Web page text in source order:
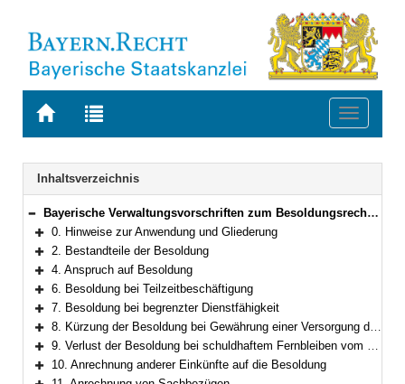
Zur
BAYERN.RECHT
Zur
letzten
Suche
Toggle
Navigation
Inhaltsverzeichnis
Bereich reduzieren
Bayerische Verwaltungsvorschriften zum Besoldungsrecht und Nebengebieten
Bereich erweitern
0. Hinweise zur Anwendung und Gliederung
Bereich erweitern
2. Bestandteile der Besoldung
Bereich erweitern
4. Anspruch auf Besoldung
Bereich erweitern
6. Besoldung bei Teilzeitbeschäftigung
Bereich erweitern
7. Besoldung bei begrenzter Dienstfähigkeit
Bereich erweitern
8. Kürzung der Besoldung bei Gewährung einer Versorgung durch eine zwischenstaatliche oder überstaatliche Einrichtung
Bereich erweitern
9. Verlust der Besoldung bei schuldhaftem Fernbleiben vom Dienst
Bereich erweitern
10. Anrechnung anderer Einkünfte auf die Besoldung